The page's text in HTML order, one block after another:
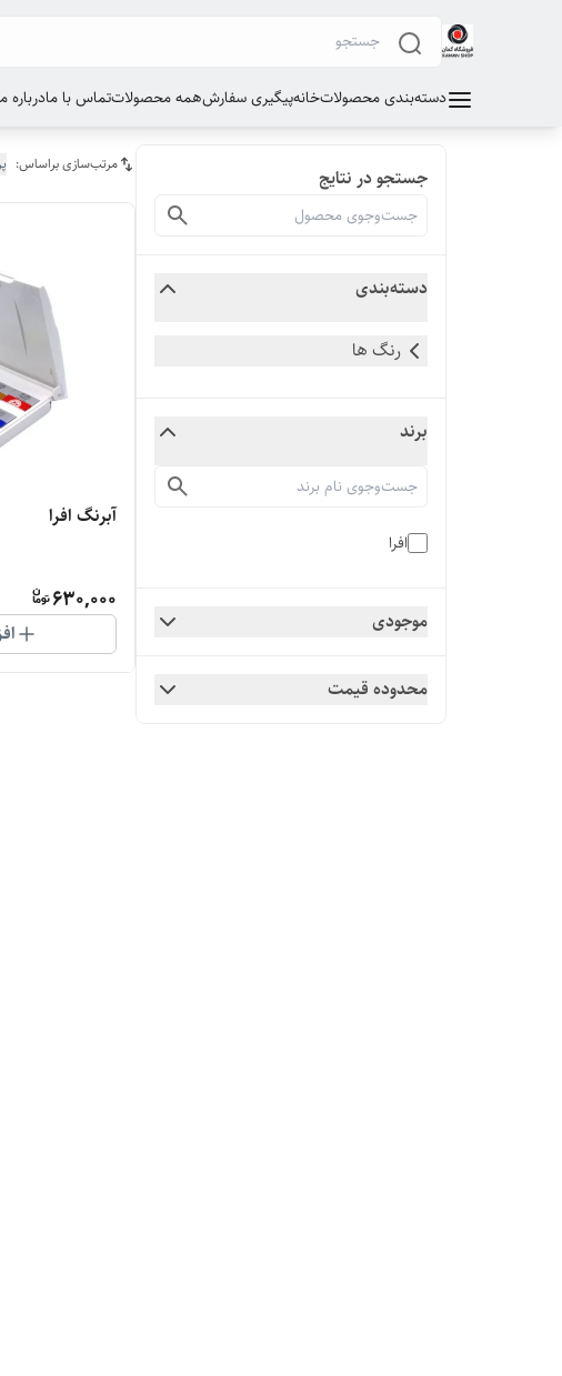
دسته‌بندی محصولاتخانهپیگیری سفارشهمه محصولاتتماس با مادرباره
جستجو در نتایج
دسته‌بندی
رنگ ها
برند
افرا
موجودی
محدوده قیمت
مرتب‌سازی براساس:
آبرنگ افرا
630,000